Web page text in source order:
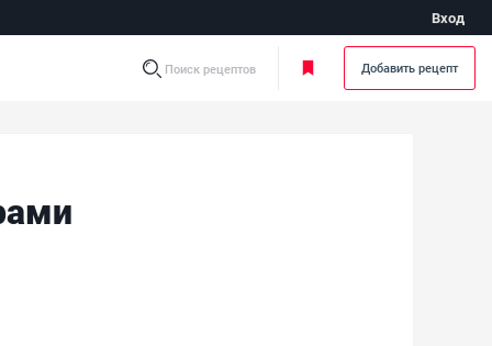
Вход
Поиск рецептов Добавить рецепт